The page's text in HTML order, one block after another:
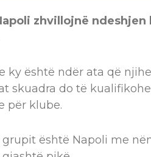
zhvillojnë
ky është ndër ata që
skuadra do të
për klube.
është Napoli me